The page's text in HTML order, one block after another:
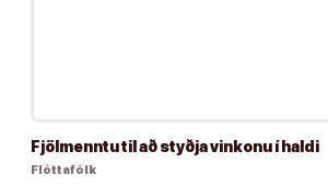
Fjölmenntu til að styðja vinkonu í haldi
Flóttafólk